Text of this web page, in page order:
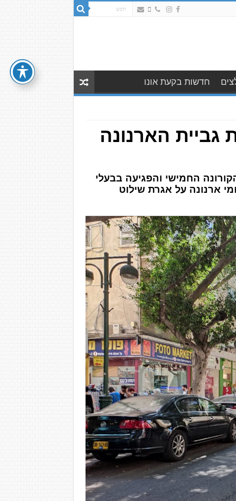
חדשות בקעת אונו
הארנונה
החמישי והפגיעה בבעלי
ארנונה על אגרת שילוט